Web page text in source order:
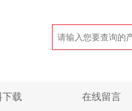
下载 在线留言